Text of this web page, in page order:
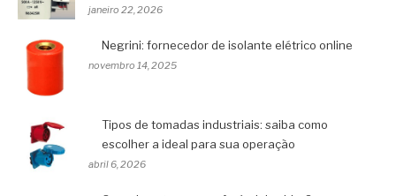
janeiro 22, 2026
Negrini: fornecedor de isolante elétrico online
novembro 14, 2025
Tipos de tomadas industriais: saiba como
escolher a ideal para sua operação
abril 6, 2026